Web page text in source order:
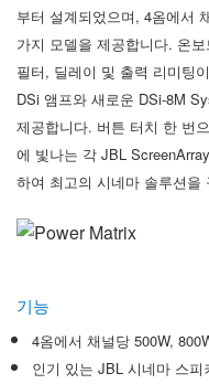
부터 설계되었으며, 4옴에서
가지 모델을 제공합니다. 온
필터, 딜레이 및 출력 리미팅
DSi 앰프와 새로운 DSi-8M
제공합니다. 버튼 터치 한 번
에 빛나는 각 JBL
하여 최고의 시네마 솔루션을
기능
4옴에서 채널당 500W,
인기 있는 JBL 시네마 스